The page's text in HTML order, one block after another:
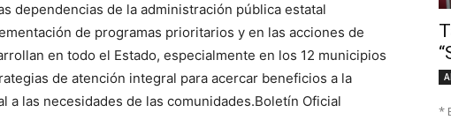
dependencias de la administración pública estatal
de programas prioritarios y en las acciones de
en todo el Estado, especialmente en los 12 municipios
de atención integral para acercar beneficios a la
a las necesidades de las comunidades.Boletín Oficial
*